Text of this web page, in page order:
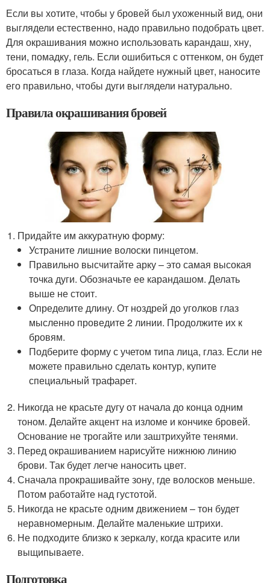
Если вы хотите, чтобы у бровей был ухоженный вид, они
выглядели естественно, надо правильно подобрать цвет.
Для окрашивания можно использовать карандаш, хну,
тени, помадку, гель. Если ошибиться с оттенком, он будет
бросаться в глаза. Когда найдете нужный цвет, наносите
его правильно, чтобы дуги выглядели натурально.
Правила окрашивания бровей
Придайте им аккуратную форму:
Устраните лишние волоски пинцетом.
Правильно высчитайте арку – это самая высокая
точка дуги. Обозначьте ее карандашом. Делать
выше не стоит.
Определите длину. От ноздрей до уголков глаз
мысленно проведите 2 линии. Продолжите их к
бровям.
Подберите форму с учетом типа лица, глаз. Если не
можете правильно сделать контур, купите
специальный трафарет.
Никогда не красьте дугу от начала до конца одним
тоном. Делайте акцент на изломе и кончике бровей.
Основание не трогайте или заштрихуйте тенями.
Перед окрашиванием нарисуйте нижнюю линию
брови. Так будет легче наносить цвет.
Сначала прокрашивайте зону, где волосков меньше.
Потом работайте над густотой.
Никогда не красьте одним движением – тон будет
неравномерным. Делайте маленькие штрихи.
Не подходите близко к зеркалу, когда красите или
выщипываете.
Подготовка